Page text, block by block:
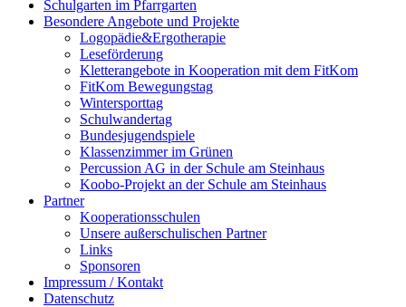
Schulgarten im Pfarrgarten
Besondere Angebote und Projekte
Logopädie&Ergotherapie
Leseförderung
Kletterangebote in Kooperation mit dem FitKom
FitKom Bewegungstag
Wintersporttag
Schulwandertag
Bundesjugendspiele
Klassenzimmer im Grünen
Percussion AG in der Schule am Steinhaus
Koobo-Projekt an der Schule am Steinhaus
Partner
Kooperationsschulen
Unsere außerschulischen Partner
Links
Sponsoren
Impressum / Kontakt
Datenschutz